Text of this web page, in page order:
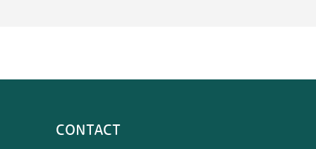
CONTACT